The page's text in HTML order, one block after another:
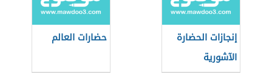
إنجازات الحضارة
الآشورية
حضارات العالم